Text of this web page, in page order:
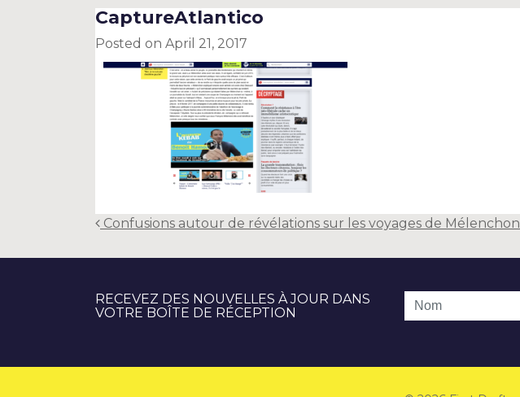
CaptureAtlantico
Posted on April 21, 2017
Post
navigation
Confusions autour de révélations sur les voyages de Mélenchon
RECEVEZ DES NOUVELLES À JOUR DANS
VOTRE BOÎTE DE RÉCEPTION
Nom